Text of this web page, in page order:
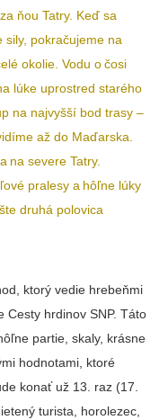
ňou Tatry. Keď sa
sily, pokračujeme na
okolie. Vodu o čosi
lúke uprostred starého
na najvyšší bod trasy –
až do Maďarska.
na severe Tatry.
pralesy a hôľne lúky
druhá polovica
ktorý vedie hrebeňmi
Cesty hrdinov SNP. Táto
partie, skaly, krásne
hodnotami, ktoré
konať už 13. raz (17.
turista, horolezec,